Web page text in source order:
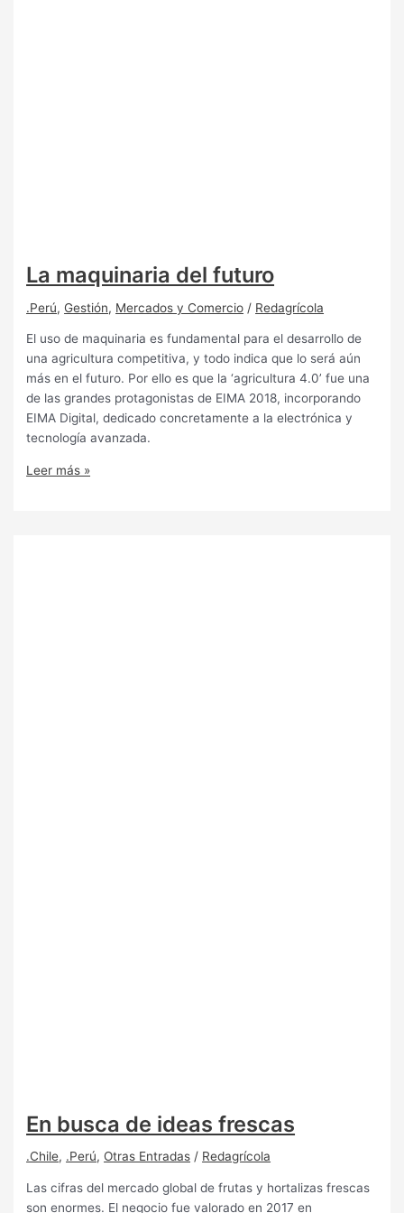
La maquinaria del futuro
.Perú, Gestión, Mercados y Comercio / Redagrícola
El uso de maquinaria es fundamental para el desarrollo de
una agricultura competitiva, y todo indica que lo será aún
más en el futuro. Por ello es que la ‘agricultura 4.0’ fue una
de las grandes protagonistas de EIMA 2018, incorporando
EIMA Digital, dedicado concretamente a la electrónica y
tecnología avanzada.
Leer más »
En busca de ideas frescas
.Chile, .Perú, Otras Entradas / Redagrícola
Las cifras del mercado global de frutas y hortalizas frescas
son enormes. El negocio fue valorado en 2017 en